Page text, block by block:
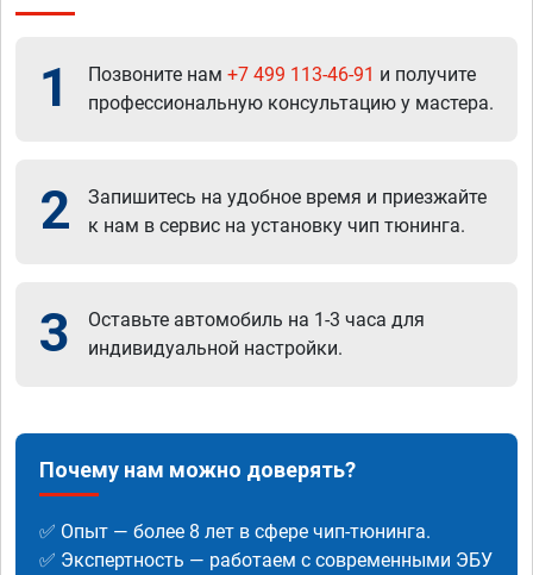
1 Позвоните нам +7 499 113-46-91 и получите
профессиональную консультацию у мастера.
2
Запишитесь на удобное время и приезжайте
к нам в сервис на установку чип тюнинга.
3
Оставьте автомобиль на 1-3 часа для
индивидуальной настройки.
Почему нам можно доверять?
✅ Опыт — более 8 лет в сфере чип-тюнинга.
✅ Экспертность — работаем с современными ЭБУ